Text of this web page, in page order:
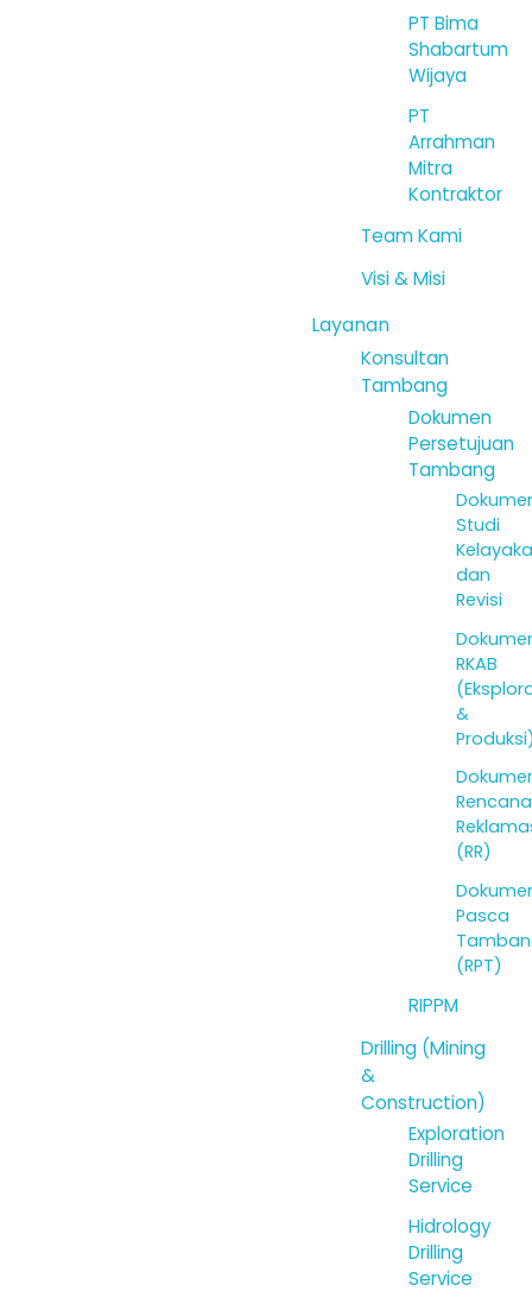
PT Bima
Shabartum
Wijaya
PT
Arrahman
Mitra
Kontraktor
Team Kami
Visi & Misi
Layanan
Konsultan
Tambang
Dokumen
Persetujuan
Tambang
Studi
dan
Revisi
RKAB
&
Rencana
(RR)
Pasca
(RPT)
RIPPM
Drilling (Mining
&
Construction)
Exploration
Drilling
Service
Hidrology
Drilling
Service